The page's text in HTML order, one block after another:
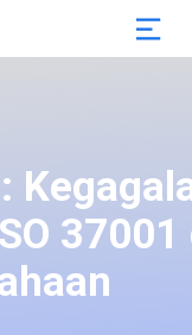
37001